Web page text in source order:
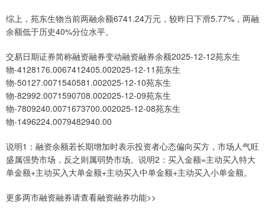
综上，苑东生物当前两融余额6741.24万元，较昨日下滑5.77%，两融
余额低于历史40%分位水平。
交易日期证券简称融资融券变动融资融券余额2025-12-12苑东生
物-4128176.0067412405.002025-12-11苑东生
物-50127.0071540581.002025-12-10苑东生
物-82992.0071590708.002025-12-09苑东生
物-7809240.0071673700.002025-12-08苑东生
物-1496224.0079482940.00
说明1：融资余额若长期增加时表示投资者心态偏向买方，市场人气旺
盛属强势市场，反之则属弱势市场。说明2：买入金额=主动买入特大
单金额+主动买入大单金额+主动买入中单金额+主动买入小单金额。
更多两市融资融券请查看融资融券功能>>